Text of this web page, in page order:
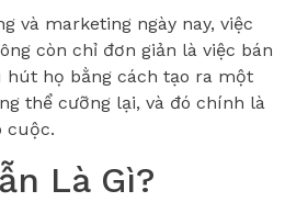
và marketing ngày nay, việc
còn chỉ đơn giản là việc bán
hút họ bằng cách tạo ra một
thể cưỡng lại, và đó chính là
cuộc.
Là Gì?